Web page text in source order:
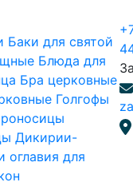
Баки для святой
Блюда для
Бра церковные
Голгофы
Дикирии-
оглавия для